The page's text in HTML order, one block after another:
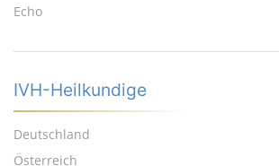
Echo
IVH-Heilkundige
Deutschland
Österreich